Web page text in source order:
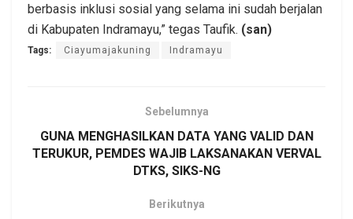
berbasis inklusi sosial yang selama ini sudah berjalan
di Kabupaten Indramayu,” tegas Taufik. (san)
Tags: Ciayumajakuning Indramayu
Sebelumnya
GUNA MENGHASILKAN DATA YANG VALID DAN
TERUKUR, PEMDES WAJIB LAKSANAKAN VERVAL
DTKS, SIKS-NG
Berikutnya